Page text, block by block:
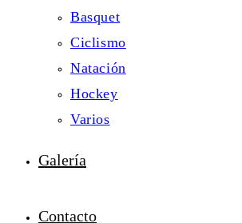
Basquet
Ciclismo
Natación
Hockey
Varios
Galería
Contacto